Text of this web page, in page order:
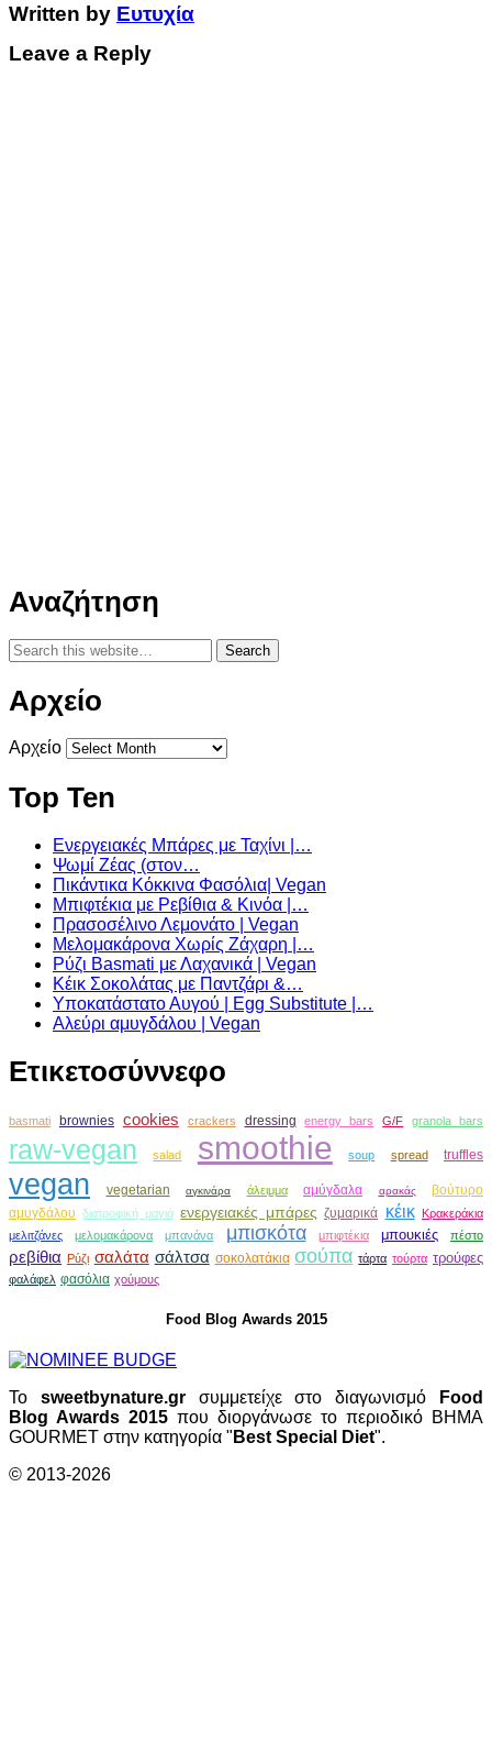
Written by Ευτυχία
Leave a Reply
Αναζήτηση
Αρχείο
Αρχείο
Top Ten
Ενεργειακές Μπάρες με Ταχίνι |…
Ψωμί Ζέας (στον…
Πικάντικα Κόκκινα Φασόλια| Vegan
Μπιφτέκια με Ρεβίθια & Κινόα |…
Πρασοσέλινο Λεμονάτο | Vegan
Μελομακάρονα Χωρίς Ζάχαρη |…
Ρύζι Basmati με Λαχανικά | Vegan
Κέικ Σοκολάτας με Παντζάρι &…
Υποκατάστατο Αυγού | Egg Substitute |…
Αλεύρι αμυγδάλου | Vegan
Ετικετοσύννεφο
basmati brownies cookies crackers dressing energy bars G/F granola bars
raw-vegan salad smoothie soup spread truffles
vegan vegetarian αγκινάρα άλειμμα αμύγδαλα αρακάς
βούτυρο
αμυγδάλου
διατροφική μαγιά ενεργειακές μπάρες ζυμαρικά κέικ Κρακεράκια
μελιτζάνες
μελομακάρονα μπανάνα μπισκότα μπιφτέκια μπουκιές πέστο
ρεβίθια Ρύζι σαλάτα σάλτσα σοκολατάκια σούπα τάρτα τούρτα τρούφες
φαλάφελ φασόλια χούμους
Food Blog Awards 2015
Το sweetbynature.grσυμμετείχε στο διαγωνισμό
Food
Blog Awards 2015 που διοργάνωσε το περιοδικό ΒΗΜΑ
GOURMET στην κατηγορία " Best Special Diet".
© 2013-2026